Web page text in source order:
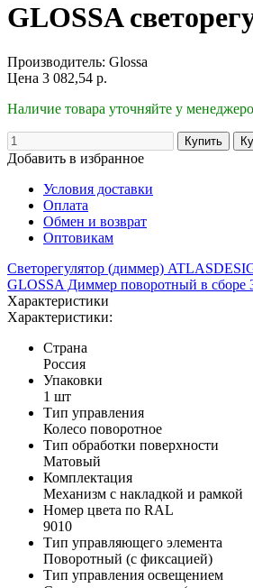
GLOSSA
Производитель: Glossa
Цена 3 082,54 р.
Наличие товара уточняйте у
Добавить в избранное
Условия доставки
Оплата
Обмен и возврат
Оптовикам
Светорегулятор (диммер)
GLOSSA Диммер поворотный в сборе
Характеристики
Характеристики:
Страна
Россия
Упаковки
1 шт
Тип управления
Колесо поворотное
Тип обработки поверхности
Матовый
Комплектация
Механизм с накладкой и рамкой
Номер цвета по RAL
9010
Тип управляющего элемента
Поворотный (с фиксацией)
Тип управления освещением